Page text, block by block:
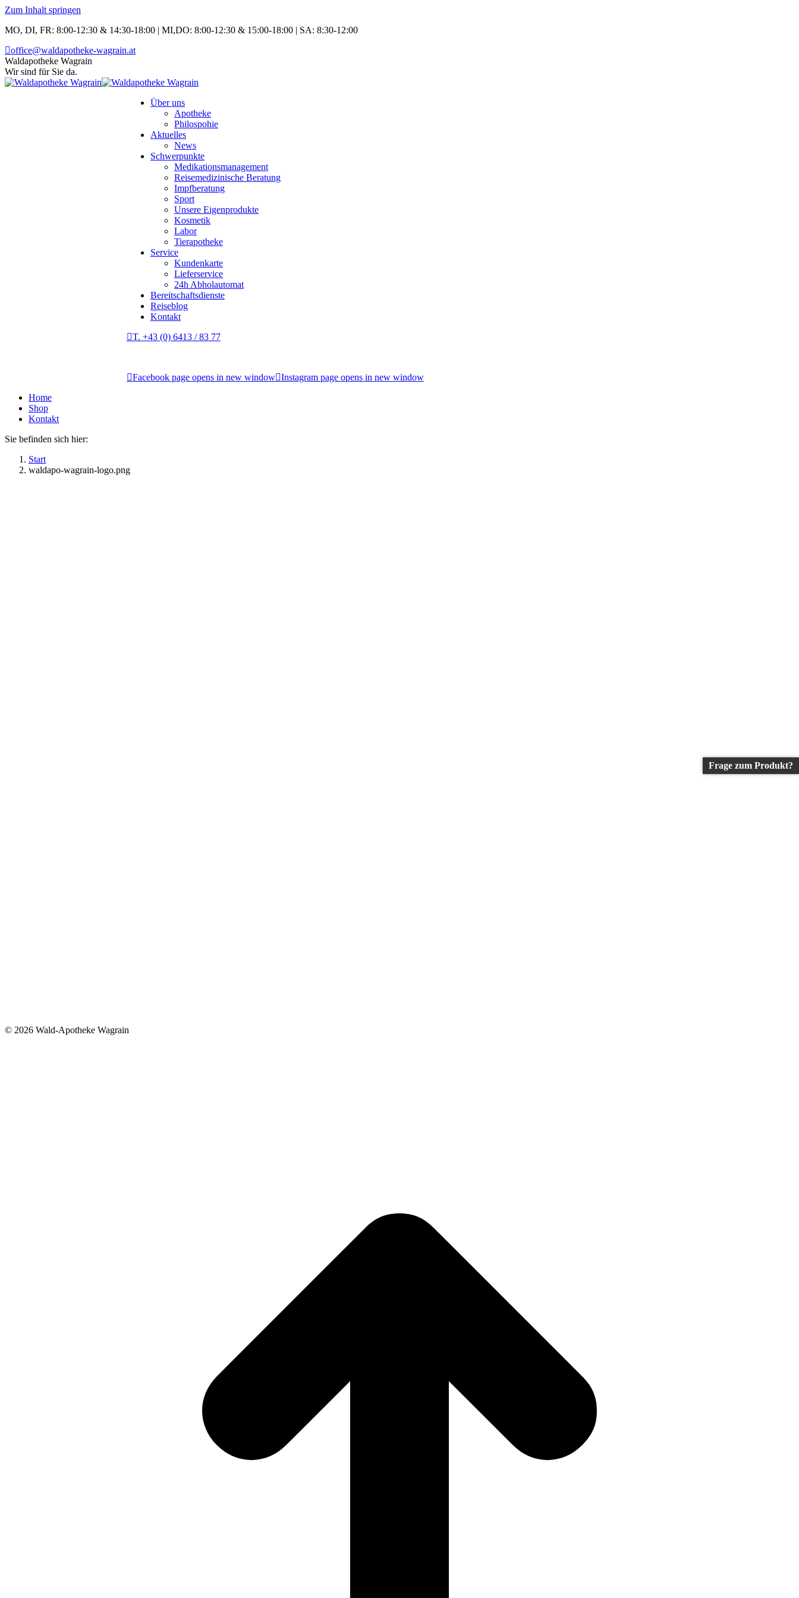
Zum Inhalt springen
MO, DI, FR: 8:00-12:30 & 14:30-18:00 | MI,DO: 8:00-12:30 & 15:00-18:00 | SA: 8:30-12:00
office@waldapotheke-wagrain.at
Waldapotheke Wagrain
Wir sind für Sie da.
Über uns
Apotheke
Philospohie
Aktuelles
News
Schwerpunkte
Medikationsmanagement
Reisemedizinische Beratung
Impfberatung
Sport
Unsere Eigenprodukte
Kosmetik
Labor
Tierapotheke
Service
Kundenkarte
Lieferservice
24h Abholautomat
Bereitschaftsdienste
Reiseblog
Kontakt
T. +43 (0) 6413 / 83 77
Facebook page opens in new window Instagram page opens in new window
Home
Shop
Kontakt
Sie befinden sich hier:
Start
waldapo-wagrain-logo.png
© 2026 Wald-Apotheke Wagrain
Frage zum Produkt?